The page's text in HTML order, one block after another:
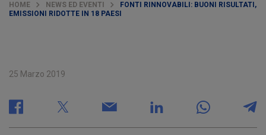
HOME NEWS ED EVENTI
FONTI RINNOVABILI: BUONI RISULTATI,
EMISSIONI RIDOTTE IN 18 PAESI
25 Marzo 2019